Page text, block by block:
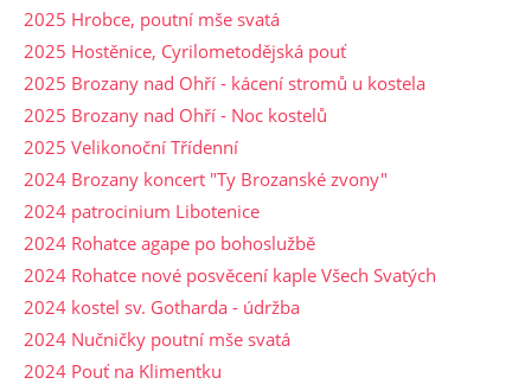
2025 Hrobce, poutní mše svatá
2025 Hostěnice, Cyrilometodějská pouť
2025 Brozany nad Ohří - kácení stromů u kostela
2025 Brozany nad Ohří - Noc kostelů
2025 Velikonoční Třídenní
2024 Brozany koncert "Ty Brozanské zvony"
2024 patrocinium Libotenice
2024 Rohatce agape po bohoslužbě
2024 Rohatce nové posvěcení kaple Všech Svatých
2024 kostel sv. Gotharda - údržba
2024 Nučničky poutní mše svatá
2024 Pouť na Klimentku